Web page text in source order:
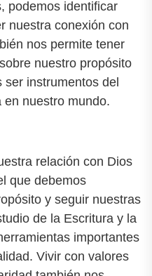
podemos identificar
nuestra conexión con
nos permite tener
nuestro propósito
ser instrumentos del
nuestro mundo.
relación con Dios
que debemos
y seguir nuestras
de la Escritura y la
importantes
Vivir con valores